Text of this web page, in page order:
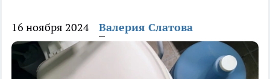
16 ноября 2024 Валерия Слатова